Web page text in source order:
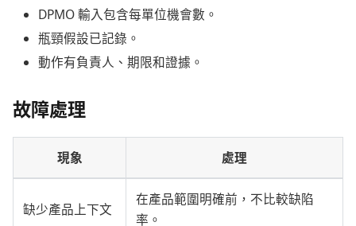
DPMO 輸入包含每單位機會數。
瓶頸假設已記錄。
動作有負責人、期限和證據。
故障處理
現象 處理
缺少產品上下文
在產品範圍明確前，不比較缺陷
率。